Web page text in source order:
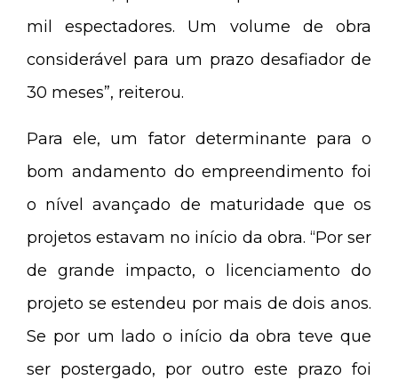
mil espectadores. Um volume de obra
considerável para um prazo desafiador de
30 meses”, reiterou.
Para ele, um fator determinante para o
bom andamento do empreendimento foi
o nível avançado de maturidade que os
projetos estavam no início da obra. “Por ser
de grande impacto, o licenciamento do
projeto se estendeu por mais de dois anos.
Se por um lado o início da obra teve que
ser postergado, por outro este prazo foi